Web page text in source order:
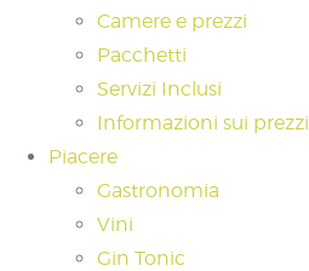
Camere e prezzi
Pacchetti
Servizi Inclusi
Informazioni sui prezzi
Piacere
Gastronomia
Vini
Gin Tonic